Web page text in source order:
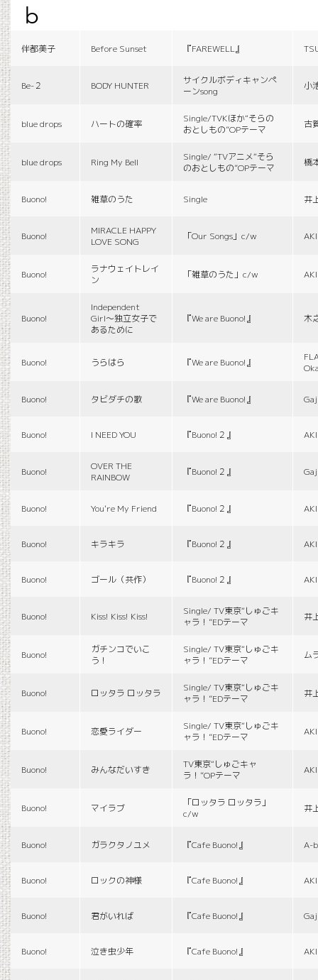
b
伴都美子 Before Sunset 『FAREWELL』
Be-２ BODY HUNTER
サイクルボディキャンペ
ーンsong
小
blue drops ハートの確率
Single/TVKほか“そらの
おとしもの”OPテーマ
古
blue drops Ring My Bell
Single/ “TVアニメ“そら
のおとしもの”OPテーマ
橋
Buono! 雑草のうた Single 井
Buono!
MIRACLE HAPPY
LOVE SONG
「Our Songs」c/w
Buono!
ラナウェイトレイ
ン
「雑草のうた」c/w
Buono!
Independent
Girl〜独立女子で
あるために
『We are Buono!』 木
Buono! うらはら 『We are Buono!』
Buono! タビダチの歌 『We are Buono!』
Buono! I NEED YOU 『Buono!２』
Buono!
OVER THE
RAINBOW
『Buono!２』
Buono! You're My Friend 『Buono!２』
Buono! キラキラ 『Buono!２』
Buono! ゴール（共作） 『Buono!２』
Buono! Kiss! Kiss! Kiss!
Single/ TV東京“しゅごキ
ャラ！”EDテーマ
井
Buono!
ガチンコでいこ
う！
Single/ TV東京“しゅごキ
ャラ！”EDテーマ
ム
Buono! ロッタラ ロッタラ
Single/ TV東京“しゅごキ
ャラ！”EDテーマ
井
Buono! 恋愛ライダー
Single/ TV東京“しゅごキ
ャラ！”EDテーマ
Buono! みんなだいすき
TV東京“しゅごキャ
ラ！”OPテーマ
Buono! マイラブ
「ロッタラ ロッタラ」
c/w
井
Buono! ガラクタノユメ 『Cafe Buono!』 A-
Buono! ロックの神様 『Cafe Buono!』
Buono! 君がいれば 『Cafe Buono!』
Buono! 泣き虫少年 『Cafe Buono!』